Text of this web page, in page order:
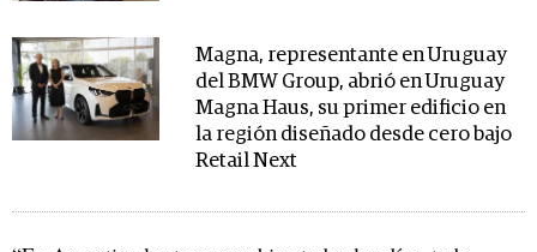
Magna, representante en Uruguay
del BMW Group, abrió en Uruguay
Magna Haus, su primer edificio en
la región diseñado desde cero bajo
Retail Next